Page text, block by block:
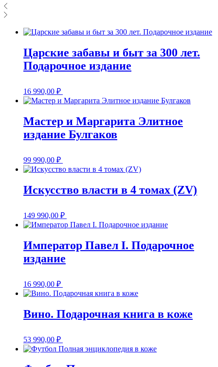
Царские забавы и быт за 300 лет.
Подарочное издание
16 990,00 ₽
Мастер и Маргарита Элитное
издание Булгаков
99 990,00 ₽
Искусство власти в 4 томах (ZV)
149 990,00 ₽
Император Павел I. Подарочное
издание
16 990,00 ₽
Вино. Подарочная книга в коже
53 990,00 ₽